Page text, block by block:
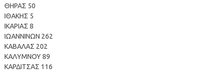
ΘΗΡΑΣ 50
ΙΘΑΚΗΣ 5
ΙΚΑΡΙΑΣ 8
ΙΩΑΝΝΙΝΩΝ 262
ΚΑΒΑΛΑΣ 202
ΚΑΛΥΜΝΟΥ 89
ΚΑΡΔΙΤΣΑΣ 116